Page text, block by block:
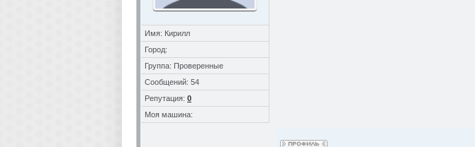
Имя: Кирилл
Город:
Группа: Проверенные
Сообщений: 54
Репутация: 0
Моя машина: